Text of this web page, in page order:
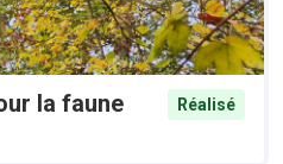
la faune
Réalisé